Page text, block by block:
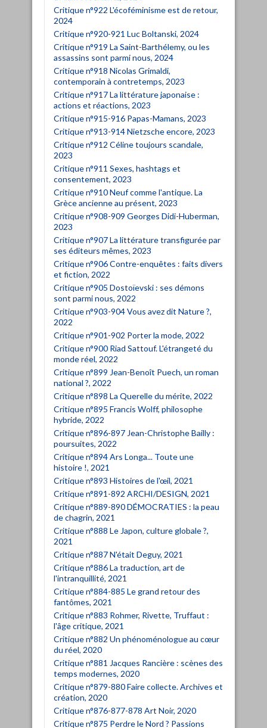
Critique n°922 L'écoféminisme est de retour,
2024
Critique n°920-921 Luc Boltanski, 2024
Critique n°919 La Saint-Barthélemy, ou les
assassins sont parmi nous, 2024
Critique n°918 Nicolas Grimaldi,
contemporain à contretemps, 2023
Critique n°917 La littérature japonaise :
actions et réactions, 2023
Critique n°915-916 Papas-Mamans, 2023
Critique n°913-914 Nietzsche encore, 2023
Critique n°912 Céline toujours scandale,
2023
Critique n°911 Sexes, hashtags et
consentement, 2023
Critique n°910 Neuf comme l'antique. La
Grèce ancienne au présent, 2023
Critique n°908-909 Georges Didi-Huberman,
2023
Critique n°907 La littérature transfigurée par
ses éditeurs mêmes, 2023
Critique n°906 Contre-enquêtes : faits divers
et fiction, 2022
Critique n°905 Dostoïevski : ses démons
sont parmi nous, 2022
Critique n°903-904 Vous avez dit Nature ?,
2022
Critique n°901-902 Porter la mode, 2022
Critique n°900 Riad Sattouf. L'étrangeté du
monde réel, 2022
Critique n°899 Jean-Benoît Puech, un roman
national ?, 2022
Critique n°898 La Querelle du mérite, 2022
Critique n°895 Francis Wolff, philosophe
hybride, 2022
Critique n°896-897 Jean-Christophe Bailly :
poursuites, 2022
Critique n°894 Ars Longa... Toute une
histoire !, 2021
Critique n°893 Histoires de l'œil, 2021
Critique n°891-892 ARCHI/DESIGN, 2021
Critique n°889-890 DÉMOCRATIES : la peau
de chagrin, 2021
Critique n°888 Le Japon, culture globale ?,
2021
Critique n°887 N'était Deguy, 2021
Critique n°886 La traduction, art de
l'intranquillité, 2021
Critique n°884-885 Le grand retour des
fantômes, 2021
Critique n°883 Rohmer, Rivette, Truffaut :
l'âge critique, 2021
Critique n°882 Un phénoménologue au cœur
du réel, 2020
Critique n°881 Jacques Rancière : scènes des
temps modernes, 2020
Critique n°879-880 Faire collecte. Archives et
création, 2020
Critique n°876-877-878 Art Noir, 2020
Critique n°875 Perdre le Nord ? Passions